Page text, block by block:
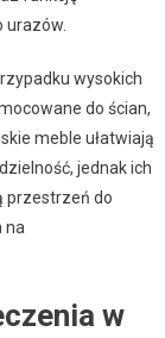
urazów.
wysokich
do ścian,
meble ułatwiają
jednak ich
przestrzeń do
na
w